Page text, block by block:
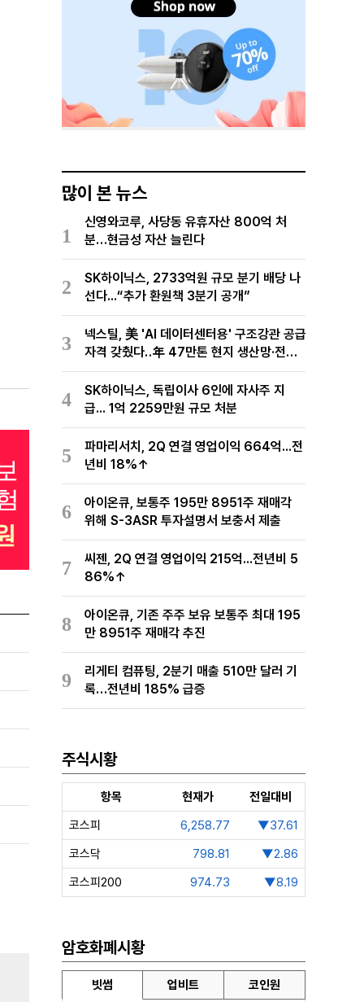
많이 본 뉴스
1
신영와코루, 사당동 유휴자산 800억 처
분…현금성 자산 늘린다
2
SK하이닉스, 2733억원 규모 분기 배당 나
선다...“추가 환원책 3분기 공개”
3
넥스틸, 美 'AI 데이터센터용' 구조강관 공급
자격 갖췄다‥年 47만톤 현지 생산망·전미
유통망 구축
4
SK하이닉스, 독립이사 6인에 자사주 지
급... 1억 2259만원 규모 처분
5
파마리서치, 2Q 연결 영업이익 664억...전
년비 18%↑
6
아이온큐, 보통주 195만 8951주 재매각
위해 S-3ASR 투자설명서 보충서 제출
7
씨젠, 2Q 연결 영업이익 215억...전년비 5
86%↑
8
아이온큐, 기존 주주 보유 보통주 최대 195
만 8951주 재매각 추진
9
리게티 컴퓨팅, 2분기 매출 510만 달러 기
록…전년비 185% 급증
주식시황
항목 현재가
전일대비
코스피
6,258.77
▼37.61
코스닥
798.81
▼2.86
코스피200
974.73 ▼8.19
암호화폐시황
빗썸 업비트 코인원